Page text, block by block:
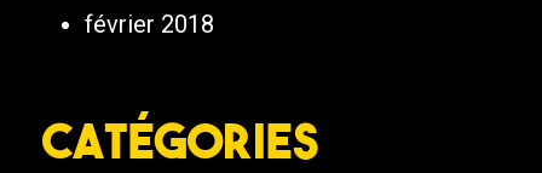
février 2018
Catégories